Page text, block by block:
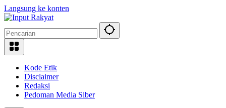
Langsung ke konten
Kode Etik
Disclaimer
Redaksi
Pedoman Media Siber